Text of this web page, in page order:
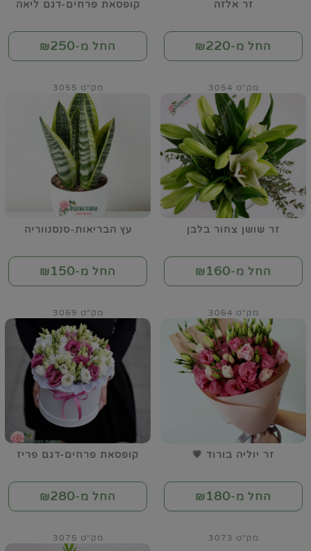
זר אלזה
החל מ-₪220
קופסאת פרחים-דגם ליאה
החל מ-₪250
זר שושן צחור בלבן
מק"ט 3054
החל מ-₪160
עץ הבריאות-סנסנווריה
מק"ט 3055
החל מ-₪150
זר יוליה בורוד 💗
מק"ט 3064
החל מ-₪180
קופסאת פרחים-דגם פריז
מק"ט 3069
החל מ-₪280
מק"ט 3073 מק"ט 3075